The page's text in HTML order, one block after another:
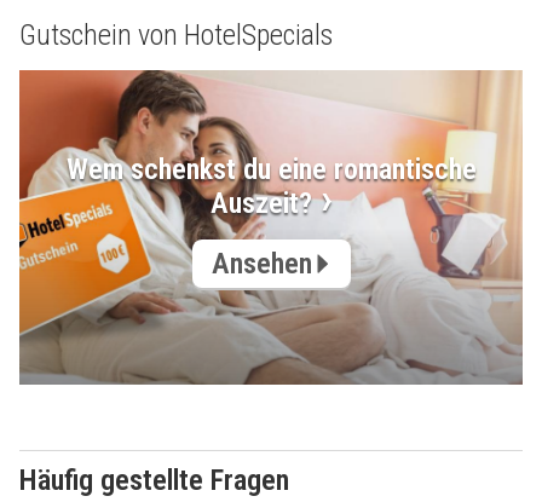
Gutschein von HotelSpecials
Wem schenkst du eine romantische
Auszeit?
Ansehen
Häufig gestellte Fragen